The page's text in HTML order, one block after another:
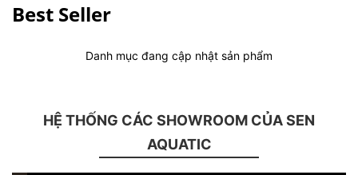
Best Seller
Danh mục đang cập nhật sản phẩm
HỆ THỐNG CÁC SHOWROOM CỦA SEN
AQUATIC